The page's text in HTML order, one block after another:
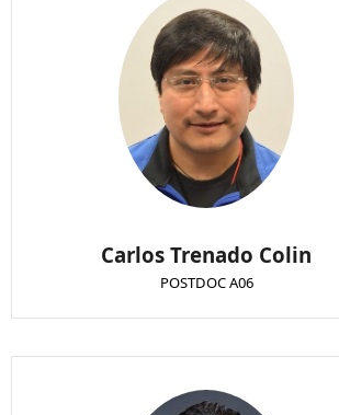
Carlos Trenado Colin
POSTDOC A06